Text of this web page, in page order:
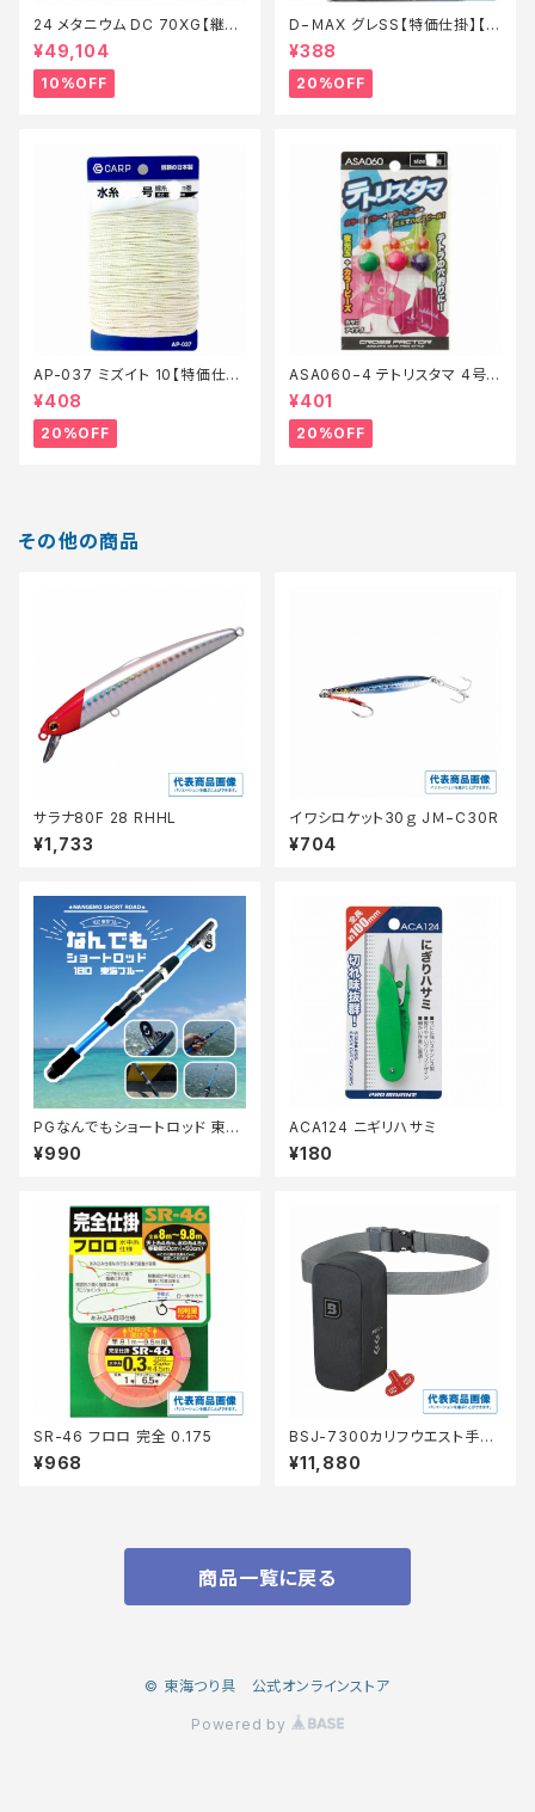
24 メタニウム DC 70XG【継続
セール_リール】【10】
¥49,104
10%OFF
D−ＭAX グレSS【特価仕掛】【2
0】
¥388
20%OFF
AP-037 ミズイト 10【特価仕
掛】【20】
¥408
20%OFF
ASA060−4 テトリスタマ 4号
【特価仕掛】【20】
¥401
20%OFF
その他の商品
サラナ80F 28 RHHL
¥1,733
イワシロケット30ｇ JＭ−C30R
¥704
PGなんでもショートロッド 東海
ブルー180【Tオリ】
¥990
ACA124 ニギリハサミ
¥180
SR-46 フロロ 完全 0.175
¥968
BSJ-7300カリフウエスト手動
ラグアBK
¥11,880
商品一覧に戻る
© 東海つり具 公式オンラインストア
Powered by